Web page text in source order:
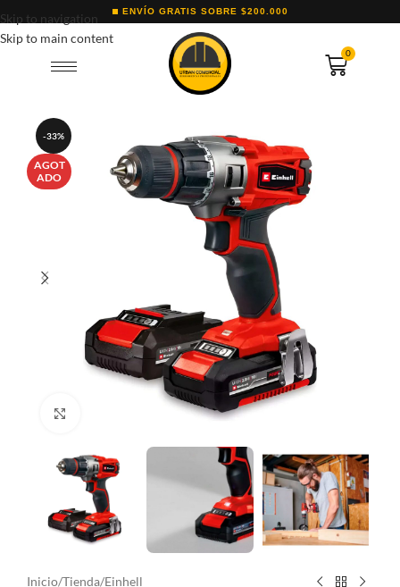
Skip to navigation
Skip to main content
ENVÍO GRATIS SOBRE $200.000
0
-33%
AGOT
ADO
Inicio/Tienda/Einhell